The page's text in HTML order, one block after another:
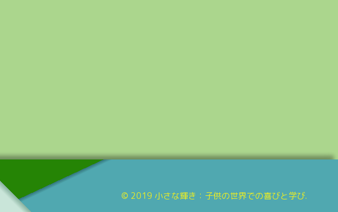
© 2019 小さな輝き：子供の世界での喜びと学び.